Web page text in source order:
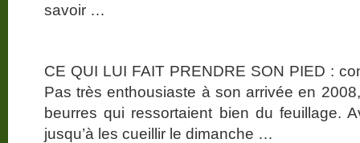
savoir …
CE QUI LUI FAIT PRENDRE SON PIED :
Pas très enthousiaste à son arrivée en
beurres qui ressortaient bien du feuillage.
jusqu’à les cueillir le dimanche …